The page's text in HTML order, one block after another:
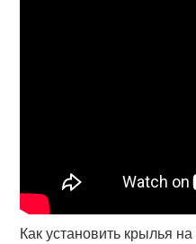
Как установить крылья